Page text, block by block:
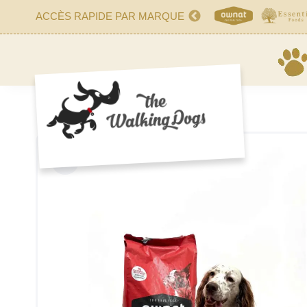
ACCÈS RAPIDE PAR MARQUE